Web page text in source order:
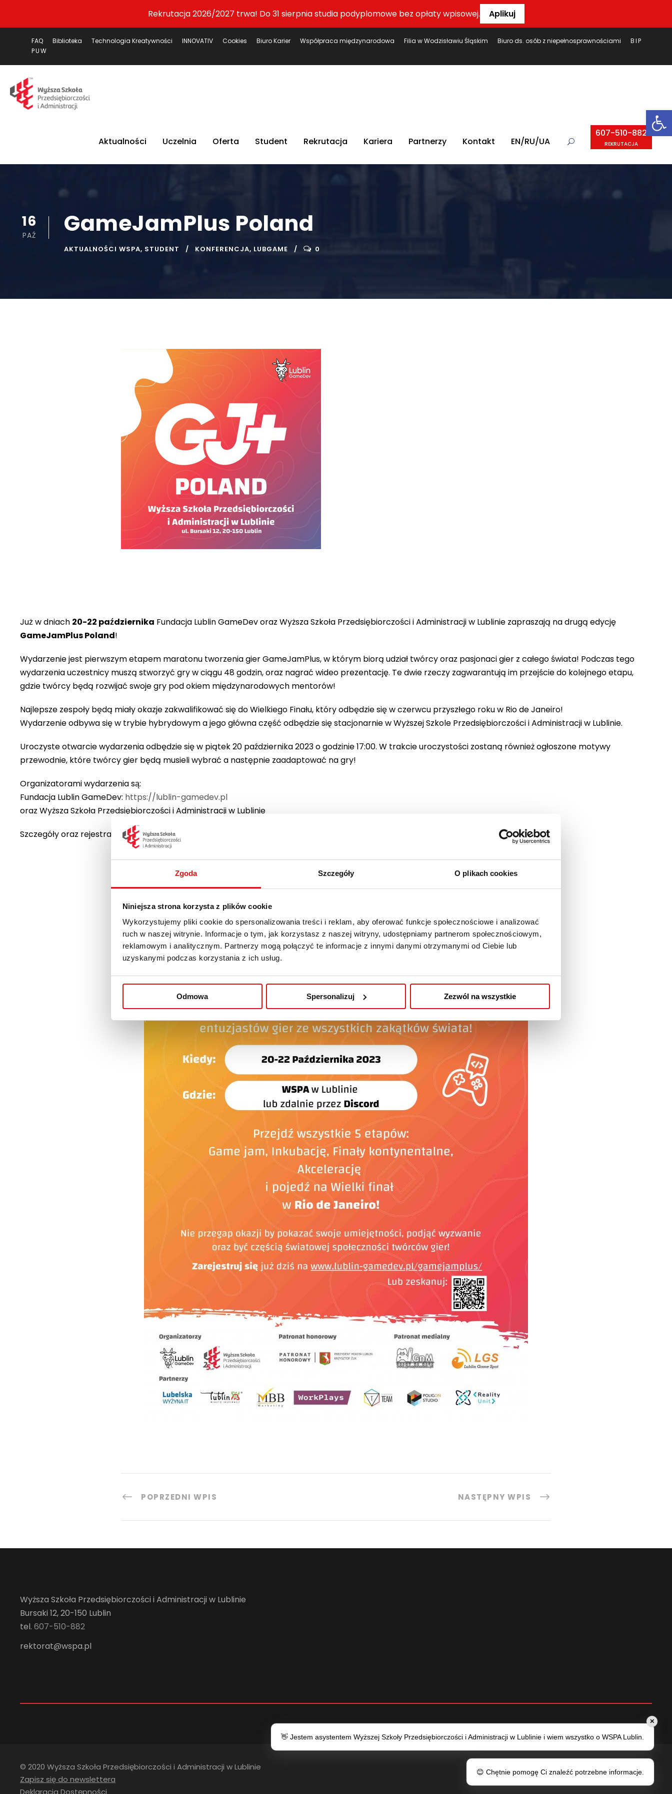
Zgoda Szczegóły O plikach cookies
Niniejsza strona korzysta z plików cookie
Wykorzystujemy pliki cookie do spersonalizowania treści i reklam, aby oferować funkcje społecznościowe i analizować
ruch w naszej witrynie. Informacje o tym, jak korzystasz z naszej witryny, udostępniamy partnerom społecznościowym,
reklamowym i analitycznym. Partnerzy mogą połączyć te informacje z innymi danymi otrzymanymi od Ciebie lub
uzyskanymi podczas korzystania z ich usług.
Odmowa Spersonalizuj Zezwól na wszystkie
Rekrutacja 2026/2027 trwa! Do 31 sierpnia studia podyplomowe bez opłaty wpisowej. Aplikuj
FAQ Biblioteka Technologia Kreatywności INNOVATIV Cookies Biuro Karier Współpraca międzynarodowa Filia w Wodzisławiu Śląskim Biuro ds. osób z niepełnosprawnościami
BIP
PUW
Aktualności Uczelnia Oferta Student Rekrutacja Kariera Partnerzy Kontakt EN/RU/UA
607-510-882
REKRUTACJA
16
PAŹ GameJamPlus Poland
AKTUALNOŚCI WSPA, STUDENT KONFERENCJA, LUBGAME 0
Już w dniach 20-22 października Fundacja Lublin GameDev oraz Wyższa Szkoła Przedsiębiorczości i Administracji w Lublinie zapraszają na drugą edycję
GameJamPlus Poland!
Wydarzenie jest pierwszym etapem maratonu tworzenia gier GameJamPlus, w którym biorą udział twórcy oraz pasjonaci gier z całego świata! Podczas tego
wydarzenia uczestnicy muszą stworzyć gry w ciągu 48 godzin, oraz nagrać wideo prezentację. Te dwie rzeczy zagwarantują im przejście do kolejnego etapu,
gdzie twórcy będą rozwijać swoje gry pod okiem międzynarodowych mentorów!
Najlepsze zespoły będą miały okazje zakwalifikować się do Wielkiego Finału, który odbędzie się w czerwcu przyszłego roku w Rio de Janeiro!
Wydarzenie odbywa się w trybie hybrydowym a jego główna część odbędzie się stacjonarnie w Wyższej Szkole Przedsiębiorczości i Administracji w Lublinie.
Uroczyste otwarcie wydarzenia odbędzie się w piątek 20 października 2023 o godzinie 17:00. W trakcie uroczystości zostaną również ogłoszone motywy
przewodnie, które twórcy gier będą musieli wybrać a następnie zaadaptować na gry!
Organizatorami wydarzenia są:
Fundacja Lublin GameDev: https://lublin-gamedev.pl
oraz Wyższa Szkoła Przedsiębiorczości i Administracji w Lublinie
Szczegóły oraz rejestracja na wydarzenie są dostępne na stronie:
POPRZEDNI WPIS NASTĘPNY WPIS
Wyższa Szkoła Przedsiębiorczości i Administracji w Lublinie
Bursaki 12, 20-150 Lublin
tel. 607-510-882
rektorat@wspa.pl
© 2020 Wyższa Szkoła Przedsiębiorczości i Administracji w Lublinie
Zapisz się do newslettera
Deklaracja Dostępności
✕
👋 Jestem asystentem Wyższej Szkoły Przedsiębiorczości i Administracji w Lublinie i wiem wszystko o WSPA Lublin.
😊 Chętnie pomogę Ci znaleźć potrzebne informacje.